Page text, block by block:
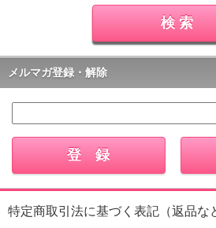
メルマガ登録・解除
特定商取引法に基づく表記（返品な